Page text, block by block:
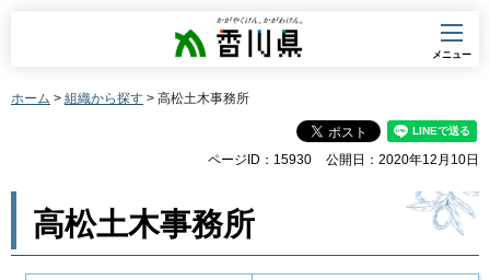
香川県
メニュー
ホーム > 組織から探す > 高松土木事務所
ページID：15930 公開日：2020年12月10日
高松土木事務所